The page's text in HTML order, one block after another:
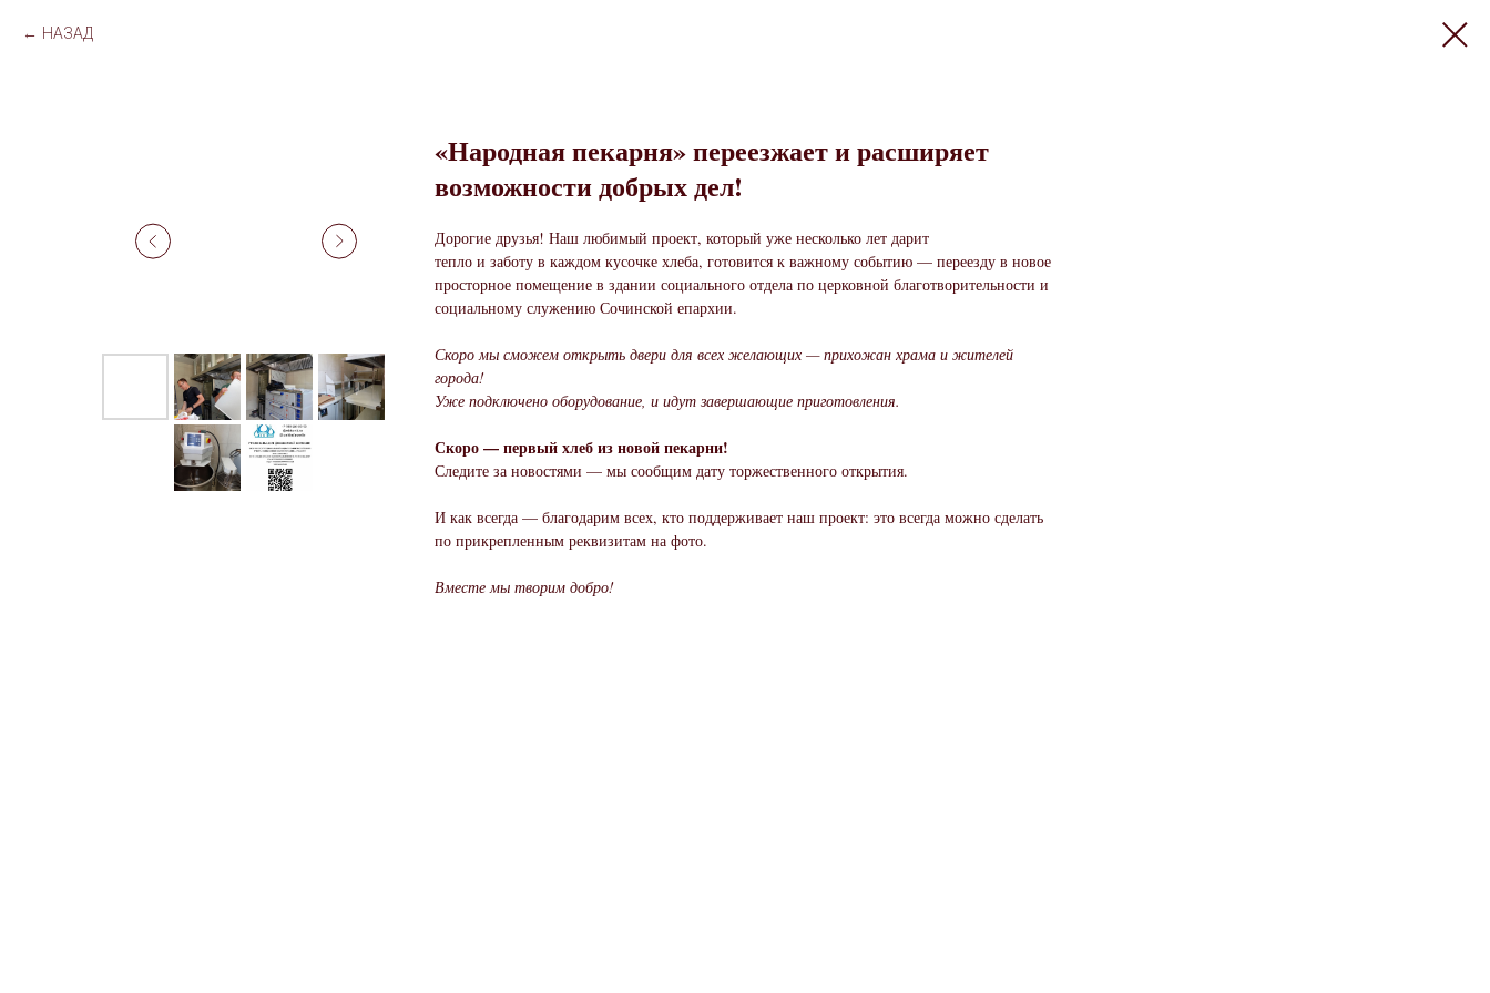
НАЗАД
«Народная пекарня» переезжает и расширяет
возможности добрых дел!
Дорогие друзья! Наш любимый проект, который уже несколько лет дарит
тепло и заботу в каждом кусочке хлеба, готовится к важному событию — переезду в новое
просторное помещение в здании социального отдела по церковной благотворительности и
социальному служению Сочинской епархии.
Скоро мы сможем открыть двери для всех желающих — прихожан храма и жителей
города!
Уже подключено оборудование, и идут завершающие приготовления.
Скоро — первый хлеб из новой пекарни!
Следите за новостями — мы сообщим дату торжественного открытия.
И как всегда — благодарим всех, кто поддерживает наш проект: это всегда можно сделать
по прикрепленным реквизитам на фото.
Вместе мы творим добро!